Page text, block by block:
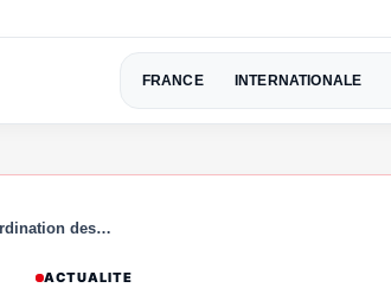
FRANCE INTERNATIONALE
des…
ACTUALITE